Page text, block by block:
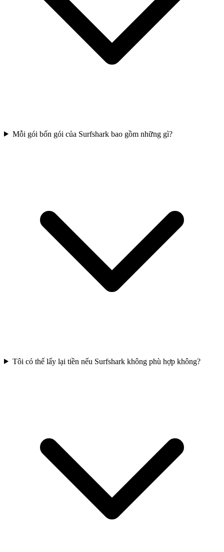
Mỗi gói bốn gói của Surfshark bao gồm những gì?
Tôi có thể lấy lại tiền nếu Surfshark không phù hợp không?